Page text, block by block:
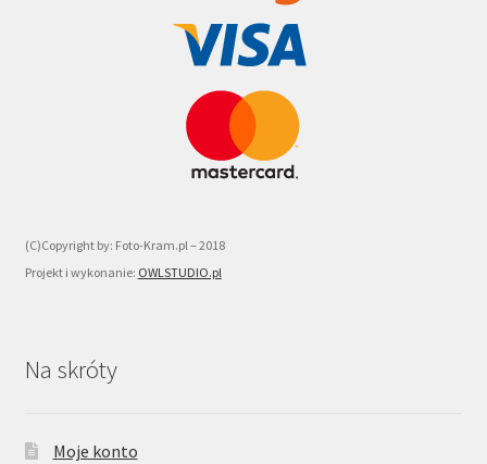
(C)Copyright by: Foto-Kram.pl – 2018
Projekt i wykonanie: OWLSTUDIO.pl
Na skróty
Moje konto